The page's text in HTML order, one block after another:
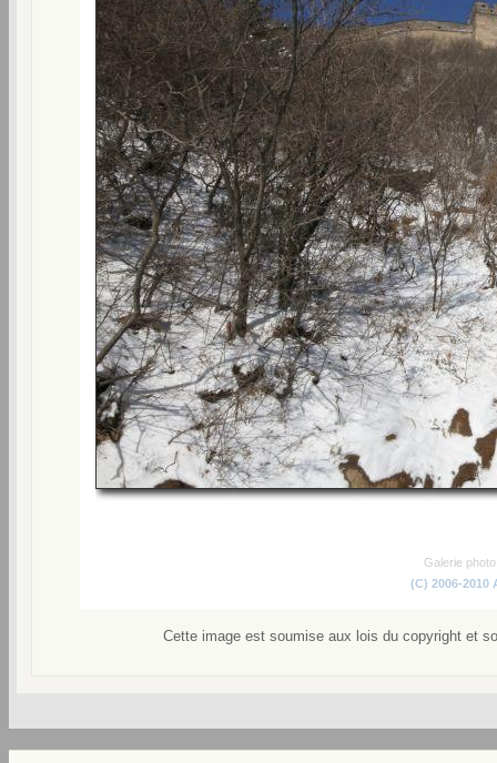
Galerie
(C) 2006-2010
Cette image est soumise aux lois du copyright et